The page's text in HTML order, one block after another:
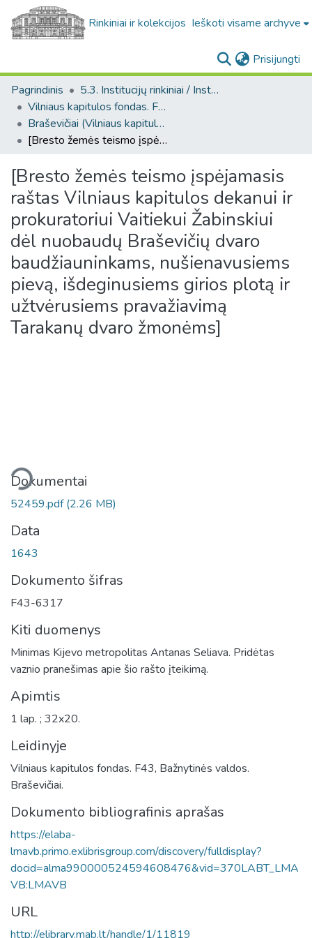
Rinkiniai ir kolekcijos Ieškoti visame archyve
Prisijungti
Pagrindinis
5.3. Institucijų rinkiniai / Institutional collections
Vilniaus kapitulos fondas. F43
Braševičiai (Vilniaus kapitulos fondas. F43. Bažnytinės valdos)
[Bresto žemės teismo įspėjamasis raštas Vilniaus kapitulos dekanui ir prokuratoriui Vaitiekui Žabinskiui dėl nuobaudų Braševičių dvaro baudžiauninkams, nušienavusiems pievą, išdeginusiems girios plotą ir užtvėrusiems pravažiavimą Tarakanų dvaro žmonėms]
[Bresto žemės teismo įspėjamasis
raštas Vilniaus kapitulos dekanui ir
prokuratoriui Vaitiekui Žabinskiui
dėl nuobaudų Braševičių dvaro
baudžiauninkams, nušienavusiems
pievą, išdeginusiems girios plotą ir
užtvėrusiems pravažiavimą
Tarakanų dvaro žmonėms]
Dokumentai
52459.pdf(2.26 MB)
Data
1643
Dokumento šifras
F43-6317
Kiti duomenys
Minimas Kijevo metropolitas Antanas Seliava. Pridėtas
vaznio pranešimas apie šio rašto įteikimą.
Apimtis
1 lap. ; 32x20.
Leidinyje
Vilniaus kapitulos fondas. F43, Bažnytinės valdos.
Braševičiai.
Dokumento bibliografinis aprašas
https://elaba-
lmavb.primo.exlibrisgroup.com/discovery/fulldisplay?
docid=alma990000524594608476&vid=370LABT_LMA
VB:LMAVB
URL
http://elibrary.mab.lt/handle/1/11819